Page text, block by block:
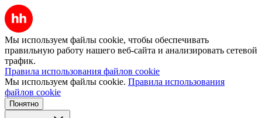
Мы используем файлы cookie, чтобы обеспечивать
правильную работу нашего веб-сайта и анализировать сетевой
трафик.
Правила использования файлов cookie
Мы используем файлы cookie. Правила использования
файлов cookie
Понятно